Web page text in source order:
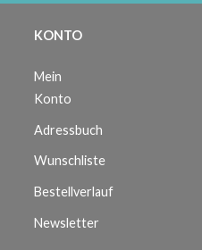
KONTO
Mein
Konto
Adressbuch
Wunschliste
Bestellverlauf
Newsletter